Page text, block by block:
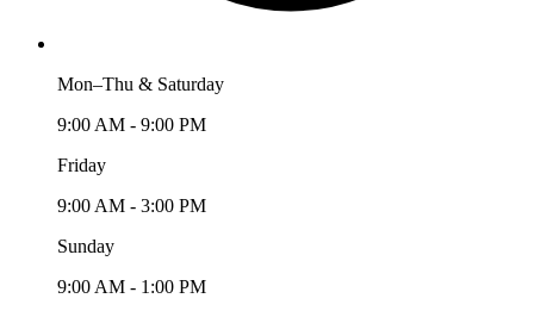
Mon–Thu & Saturday
9:00 AM - 9:00 PM
Friday
9:00 AM - 3:00 PM
Sunday
9:00 AM - 1:00 PM